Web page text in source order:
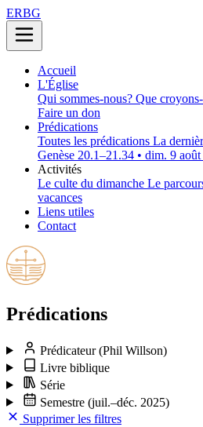
ERBG
Accueil
L'Église
Qui sommes-nous? Que
Faire un don
Prédications
Toutes les prédications La
Genèse 20.1–21.34 • dim. 9
Activités
Le culte du dimanche Le
vacances
Liens utiles
Contact
Prédications
Prédicateur(Phil Willson)
Livre biblique
Série
Semestre (juil.–déc. 2025)
Supprimer les filtres